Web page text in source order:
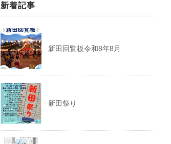
新着記事
新田回覧板令和8年8月
新田祭り